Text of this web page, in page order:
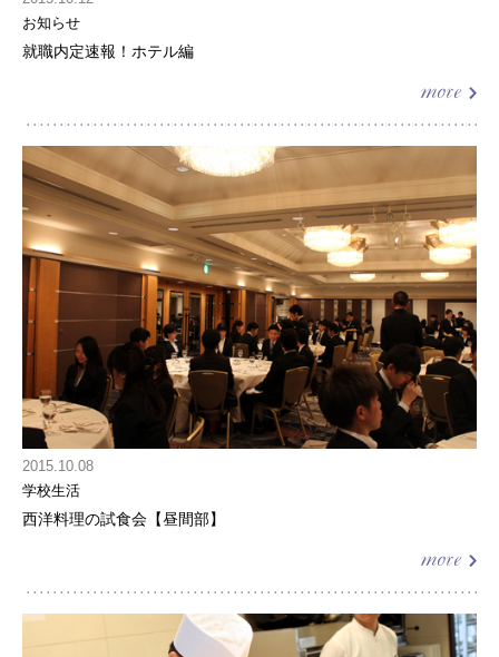
お知らせ
就職内定速報！ホテル編
2015.10.08
学校生活
西洋料理の試食会【昼間部】